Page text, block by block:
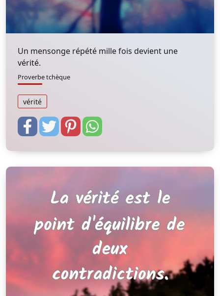
Un mensonge répété mille fois devient une
vérité.
Proverbe tchèque
vérité